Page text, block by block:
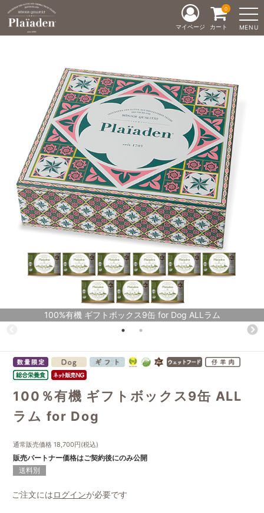
MENU
マイページ カート
0
100%有機 ギフトボックス9缶 for Dog ALLラム
100％有機 ギフトボックス9缶 ALL
ラム for Dog
通常販売価格 18,700円(税込)
販売パートナー価格はご契約後にのみ公開
送料別
ご注文にはログインが必要です